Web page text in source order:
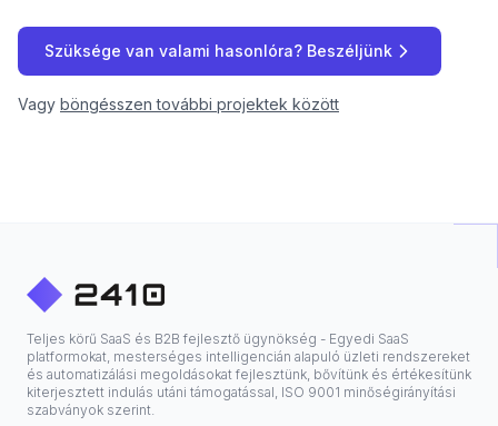
Szüksége van valami hasonlóra? Beszéljünk
Vagy böngésszen további projektek között
Teljes körű SaaS és B2B fejlesztő ügynökség - Egyedi SaaS
platformokat, mesterséges intelligencián alapuló üzleti rendszereket
és automatizálási megoldásokat fejlesztünk, bővítünk és értékesítünk
kiterjesztett indulás utáni támogatással, ISO 9001 minőségirányítási
szabványok szerint.